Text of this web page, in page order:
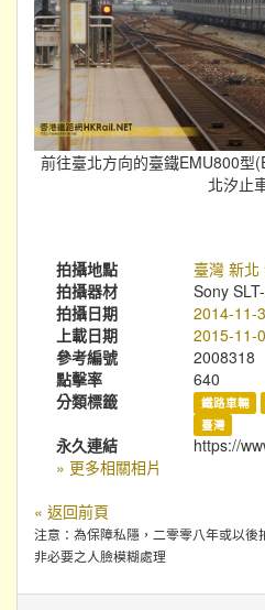
前往臺北方向的臺鐵EMU800型
北汐止
拍攝地點 臺灣 新北
拍攝器材
Sony
拍攝日期
2014-11-
上載日期
2015-11-
參考編號
2008318
點擊率
640
分類標籤
鐵路車輛
臺灣
永久連結
https://
» 更多相關相片
« 返回前頁
注意：為保障私隱，二零零八年或以
非必要之人臉模糊處理